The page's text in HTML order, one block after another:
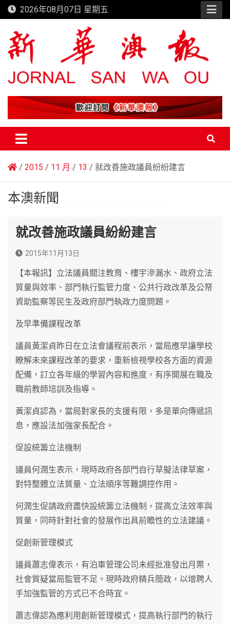
Skip
to
content
2026年08月07日 星期五
新華澳報
2015 11 月 13 就改善施政議員紛紛建言
本澳新聞
就改善施政議員紛紛建言
2015年11月13日
【本報訊】立法議員關注教育、樓宇滲漏水、政府立法
質量與效率、部門執行監管力度、公共行政改革及公帑
資助監察等民生及政府部門執政力度問題。
及早準備課程改革
議員黃潔貞昨日在立法會議程前表示，當局應早讓學校
瞭解未來課程改革的要求，重新檢視學校各方面的資源
配備，訂立各年級的學習內容和進度，有序開展在職及
職前教師培訓及指導。
黃潔貞認為，當局對家長的支援有限，多是單向傳遞訊
息，應設法加強家長配合。
促設統籌立法機制
議員何潤生表示，現時政府各部門自行草擬法律草案，
對特整體立法質量、立法順序等難調控作用。
何潤生促請政府盡快設統籌立法機制，提高立法效率與
質量，同時針對社會的發展作出具前瞻性的立法建議。
促創新管理模式
議員蕭志偉表示，有泊車管理公司未經批准發出月票，
社會質疑當局監管不足。現時政府精兵簡政，以增聘人
手加強監管的方式已不合時宜。
蕭志偉認為應利用創新管理模式，提高執行部門的執行